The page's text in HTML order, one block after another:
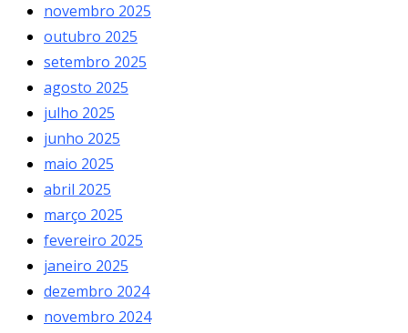
novembro 2025
outubro 2025
setembro 2025
agosto 2025
julho 2025
junho 2025
maio 2025
abril 2025
março 2025
fevereiro 2025
janeiro 2025
dezembro 2024
novembro 2024